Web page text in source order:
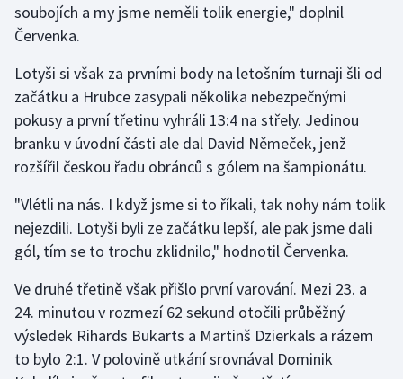
Triatlon
Veslování
Vodní slalom
Volejbal
Ostatní
soubojích a my jsme neměli tolik energie," doplnil
Červenka.
Lotyši si však za prvními body na letošním turnaji šli od
začátku a Hrubce zasypali několika nebezpečnými
pokusy a první třetinu vyhráli 13:4 na střely. Jedinou
branku v úvodní části ale dal David Němeček, jenž
rozšířil českou řadu obránců s gólem na šampionátu.
"Vlétli na nás. I když jsme si to říkali, tak nohy nám tolik
nejezdili. Lotyši byli ze začátku lepší, ale pak jsme dali
gól, tím se to trochu zklidnilo," hodnotil Červenka.
Ve druhé třetině však přišlo první varování. Mezi 23. a
24. minutou v rozmezí 62 sekund otočili průběžný
výsledek Rihards Bukarts a Martinš Dzierkals a rázem
to bylo 2:1. V polovině utkání srovnával Dominik